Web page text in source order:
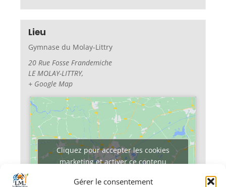
Gérer le consentement
Lieu
Gymnase du Molay-Littry
20 Rue Fosse Frandemiche
LE MOLAY-LITTRY,
+ Google Map
Cliquez pour accepter les cookies
marketing et activer ce contenu